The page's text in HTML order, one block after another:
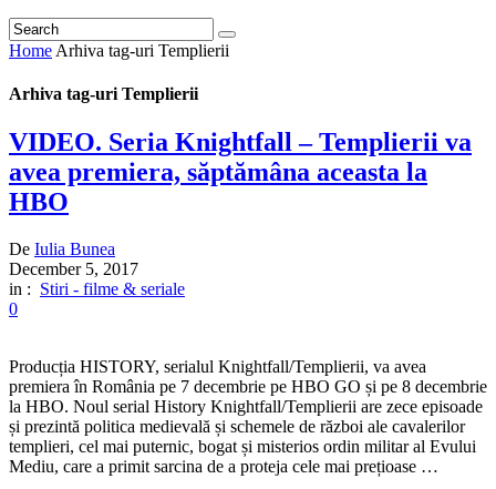
Home Arhiva tag-uri Templierii
Arhiva tag-uri Templierii
VIDEO. Seria Knightfall – Templierii va
avea premiera, săptămâna aceasta la
HBO
De Iulia Bunea
December 5, 2017
in : Stiri - filme & seriale
0
Producția HISTORY, serialul Knightfall/Templierii, va avea
premiera în România pe 7 decembrie pe HBO GO și pe 8 decembrie
la HBO. Noul serial History Knightfall/Templierii are zece episoade
și prezintă politica medievală și schemele de război ale cavalerilor
templieri, cel mai puternic, bogat și misterios ordin militar al Evului
Mediu, care a primit sarcina de a proteja cele mai prețioase …